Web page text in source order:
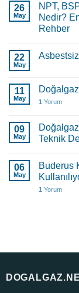
26
May
NPT,
Nedir?
Rehber
22
May
11
May 1 Yorum
09
May
Teknik
06
May
Buderus
1 Yorum